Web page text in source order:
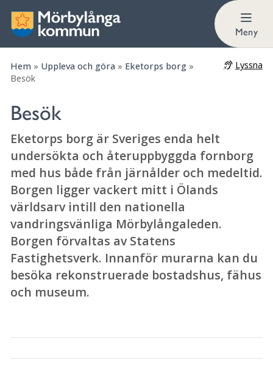
Meny
Hem » Uppleva och göra » Eketorps borg »
Besök
Lyssna
Besök
Eketorps borg är Sveriges enda helt
undersökta och återuppbyggda fornborg
med hus både från järnålder och medeltid.
Borgen ligger vackert mitt i Ölands
världsarv intill den nationella
vandringsvänliga Mörbylångaleden.
Borgen förvaltas av Statens
Fastighetsverk. Innanför murarna kan du
besöka rekonstruerade bostadshus, fähus
och museum.
Öppettider